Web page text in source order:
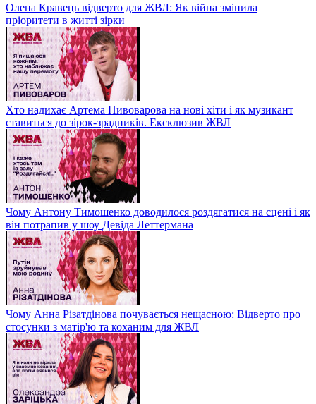
Олена Кравець відверто для ЖВЛ: Як війна змінила
пріоритети в житті зірки
Хто надихає Артема Пивоварова на нові хіти і як музикант
ставиться до зірок-зрадників. Ексклюзив ЖВЛ
Чому Антону Тимошенко доводилося роздягатися на сцені і як
він потрапив у шоу Девіда Леттермана
Чому Анна Різатдінова почувається нещасною: Відверто про
стосунки з матір'ю та коханим для ЖВЛ